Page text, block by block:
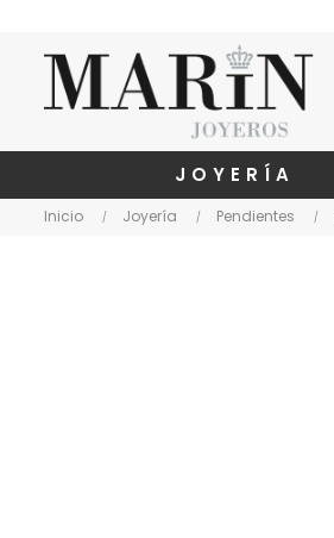
JOYERÍA
Inicio Joyería Pendientes